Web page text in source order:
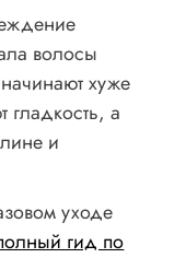
волосы
хуже
гладкость, а
и
уходе
гид по